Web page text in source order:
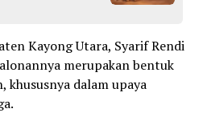
Kayong Utara, Syarif Rendi
merupakan bentuk
khususnya dalam upaya